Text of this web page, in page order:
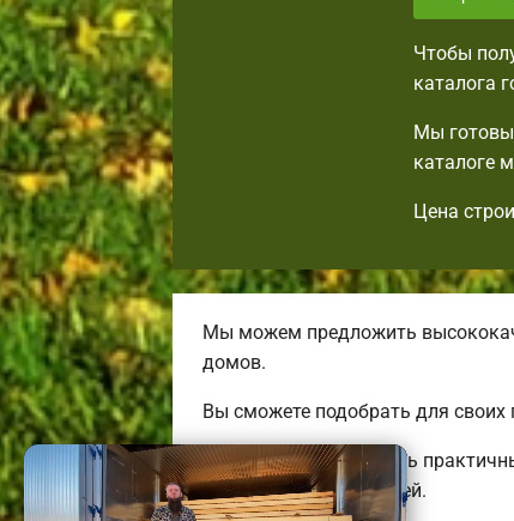
Чтобы
каталога
Мы
каталоге
Цена
Мы можем предложить
домов.
Вы сможете подобрать для своих
Мы готовы предложить
трехэтажных коттеджей.